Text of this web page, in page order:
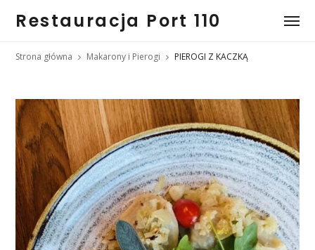
Restauracja Port 110
Strona główna Makarony i Pierogi PIEROGI Z KACZKĄ